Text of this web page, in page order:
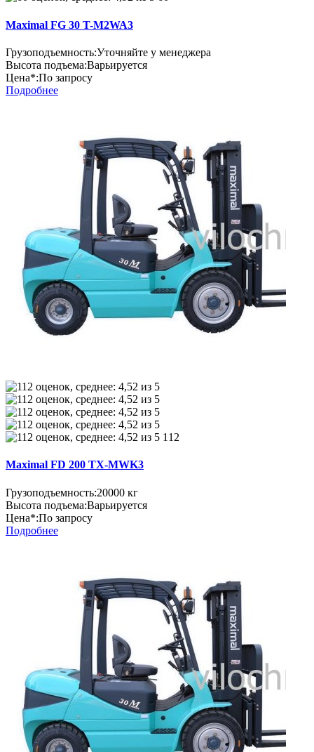
Maximal FG 30 T-M2WA3
Грузоподъемность:Уточняйте у менеджера
Высота подъема:Варьируется
Цена*:По запросу
Подробнее
112
Maximal FD 200 TX-MWK3
Грузоподъемность:20000 кг
Высота подъема:Варьируется
Цена*:По запросу
Подробнее